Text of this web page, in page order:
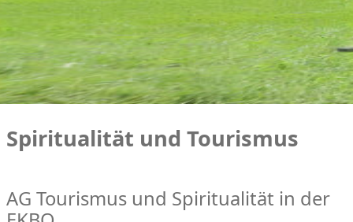
Spiritualität und Tourismus
AG Tourismus und Spiritualität in der